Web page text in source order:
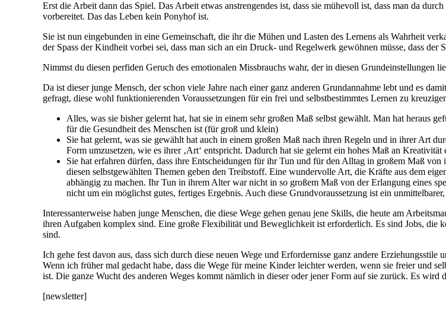
Erst die Arbeit dann das Spiel. Das Arbeit etwas anstrengendes ist, dass sie mühevoll ist, dass man da
vorbereitet. Das das Leben kein Ponyhof ist.
Sie ist nun eingebunden in eine Gemeinschaft, die ihr die Mühen und Lasten des Lernens als Wahrheit
der Spass der Kindheit vorbei sei, dass man sich an ein Druck- und Regelwerk gewöhnen müsse, dass der
Nimmst du diesen perfiden Geruch des emotionalen Missbrauchs wahr, der in diesen Grundeinstellungen
Da ist dieser junge Mensch, der schon viele Jahre nach einer ganz anderen Grundannahme lebt und es
gefragt, diese wohl funktionierenden Voraussetzungen für ein frei und selbstbestimmtes Lernen zu
Alles, was sie bisher gelernt hat, hat sie in einem sehr großen Maß selbst gewählt. Man hat heraus
für die Gesundheit des Menschen ist (für groß und klein)
Sie hat gelernt, was sie gewählt hat auch in einem großen Maß nach ihren Regeln und in ihrer Art
Form umzusetzen, wie es ihrer ‚Art‘ entspricht. Dadurch hat sie gelernt ein hohes Maß an
Sie hat erfahren dürfen, dass ihre Entscheidungen für ihr Tun und für den Alltag in großem Maß
diesen selbstgewählten Themen geben den Treibstoff. Eine wundervolle Art, die Kräfte aus dem
abhängig zu machen. Ihr Tun in ihrem Alter war nicht in so großem Maß von der Erlangung eines
nicht um ein möglichst gutes, fertiges Ergebnis. Auch diese Grundvoraussetzung ist ein
Interessanterweise haben junge Menschen, die diese Wege gehen genau jene Skills, die heute am
ihren Aufgaben komplex sind. Eine große Flexibilität und Beweglichkeit ist erforderlich. Es sind Jobs, die
sind.
Ich gehe fest davon aus, dass sich durch diese neuen Wege und Erfordernisse ganz andere Erziehungsstile
Wenn ich früher mal gedacht habe, dass die Wege für meine Kinder leichter werden, wenn sie freier und
ist. Die ganze Wucht des anderen Weges kommt nämlich in dieser oder jener Form auf sie zurück. Es wird
[newsletter]